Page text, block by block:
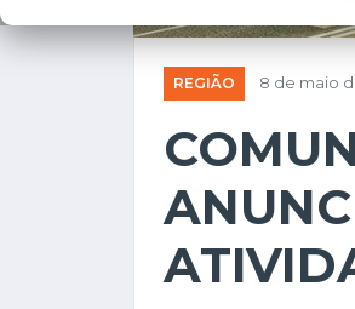
REGIÃO 8 de maio